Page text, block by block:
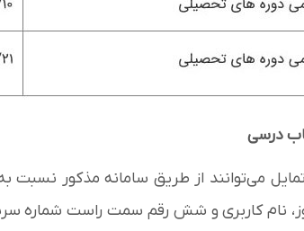
درسی
می‌توانند از طریق سامانه مذکور نسبت
نام کاربری و شش رقم سمت راست شماره